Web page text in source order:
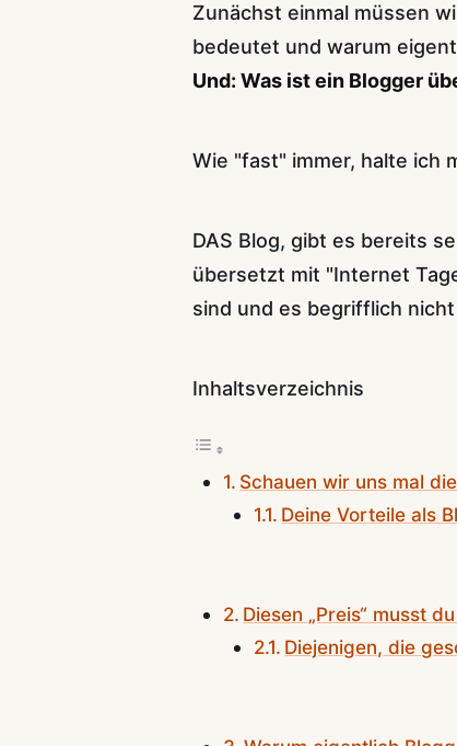
Zunächst einmal müssen
bedeutet und warum
Und: Was ist ein Blogger
Wie "fast" immer, halte ich
DAS Blog, gibt es bereits
übersetzt mit "Internet
sind und es begrifflich
Inhaltsverzeichnis
Schauen wir uns mal
Deine Vorteile als
Diesen „Preis“ musst
Diejenigen, die